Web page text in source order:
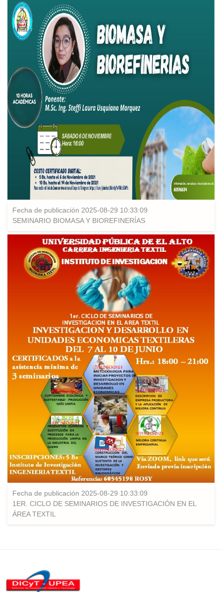
Fecha de publicación 2025-08-29 10:33:09
SEMINARIO BIOMASA Y BIOREFINERÍAS
Fecha de publicación 2025-08-29 10:33:09
1ER. CICLO DE SEMINARIOS DE INVESTIGACIÓN EN EL
ÁREA TEXTIL